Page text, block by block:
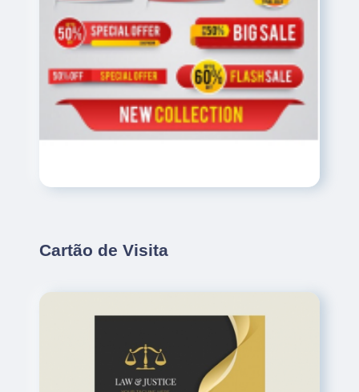
Cartão de Visita